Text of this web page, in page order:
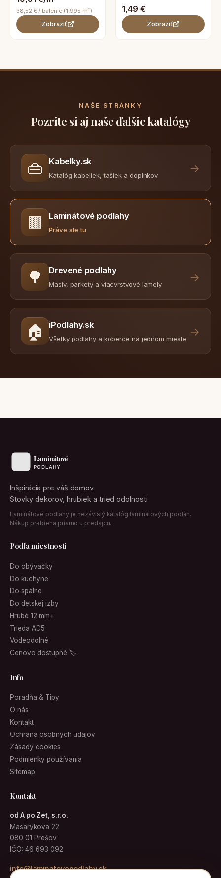
38,52 € / balenie (1,995 m²)
Zobraziť
1,49 €
Zobraziť
NAŠE STRÁNKY
Pozrite si aj naše ďalšie katalógy
👜 Kabelky.sk
Katalóg kabeliek, tašiek a doplnkov
→
🟫 Laminátové podlahy
Práve ste tu
🌳 Drevené podlahy
Masív, parkety a viacvrstvové lamely
→
🏠 iPodlahy.sk
Všetky podlahy a koberce na jednom mieste
→
Inšpirácia pre váš domov.
Stovky dekorov, hrubiek a tried odolnosti.
Laminátové podlahy je nezávislý katalóg laminátových podláh.
Nákup prebieha priamo u predajcu.
Podľa miestnosti
Do obývačky
Do kuchyne
Do spálne
Do detskej izby
Hrubé 12 mm+
Trieda AC5
Vodeodolné
Cenovo dostupné 🏷
Info
Poradňa & Tipy
O nás
Kontakt
Ochrana osobných údajov
Zásady cookies
Podmienky používania
Sitemap
Kontakt
od A po Zet, s.r.o.
Masarykova 22
080 01 Prešov
IČO: 46 693 092
info@laminatovepodlahy.sk